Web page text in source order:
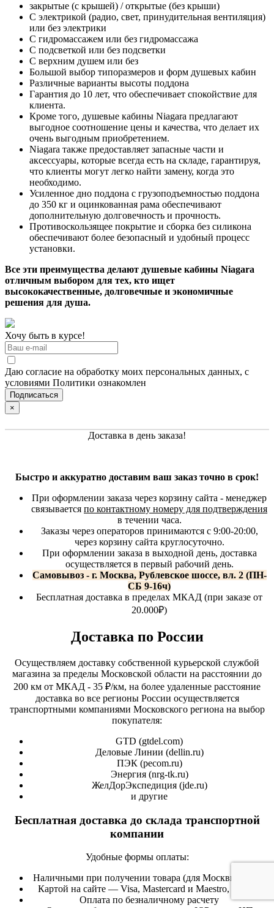
закрытые (с крышей) / открытые (без крыши)
С электрикой (радио, свет, принудительная вентиляция)
или без электрики
С гидромассажем или без гидромассажа
С подсветкой или без подсветки
С верхним душем или без
Большой выбор типоразмеров и форм душевых кабин
Различные варианты высоты поддона
Гарантия до 10 лет, что обеспечивает спокойствие для
клиента.
Кроме того, душевые кабины Niagara предлагают
выгодное соотношение цены и качества, что делает их
очень выгодным приобретением.
Niagara также предоставляет запасные части и
аксессуары, которые всегда есть на складе, гарантируя,
что клиенты могут легко найти замену, когда это
необходимо.
Усиленное дно поддона с грузоподъемностью поддона
до 350 кг и оцинкованная рама обеспечивают
дополнительную долговечность и прочность.
Противоскользящее покрытие и сборка без силикона
обеспечивают более безопасный и удобный процесс
установки.
Все эти преимущества делают душевые кабины Niagara
отличным выбором для тех, кто ищет
высококачественные, долговечные и экономичные
решения для душа.
Хочу быть в курсе!
Даю согласие на обработку моих персональных данных, с
условиями Политики ознакомлен
×
Доставка в день заказа!
Быстро и аккуратно доставим ваш заказ точно в срок!
При оформлении заказа через корзину сайта - менеджер
связывается по контактному номеру для подтверждения
в течении часа.
Заказы через операторов принимаются с 9:00-20:00,
через корзину сайта круглосуточно.
При оформлении заказа в выходной день, доставка
осуществляется в первый рабочий день.
Самовывоз - г. Москва, Рублевское шоссе, вл. 2 (ПН-
СБ 9-16ч)
Бесплатная доставка в пределах МКАД (при заказе от
20.000₽)
Доставка по России
Осуществляем доставку собственной курьерской службой
магазина за пределы Московской области на расстоянии до
200 км от МКАД - 35 ₽/км, на более удаленные расстояние
доставка во все регионы России осуществляется
транспортными компаниями Московского региона на выбор
покупателя:
GTD (gtdel.com)
Деловые Линии (dellin.ru)
ПЭК (pecom.ru)
Энергия (nrg-tk.ru)
ЖелДорЭкспедиция (jde.ru)
и другие
Бесплатная доставка до склада транспортной
компании
Удобные формы оплаты:
Наличными при получении товара (для Москвы и МО)
Картой на сайте — Visa, Mastercard и Maestro, «Мир»
Оплата по безналичному расчету